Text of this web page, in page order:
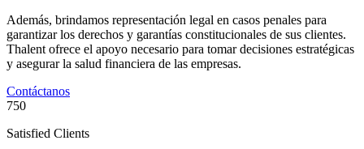
Además, brindamos representación legal en casos penales para
garantizar los derechos y garantías constitucionales de sus clientes.
Thalent ofrece el apoyo necesario para tomar decisiones estratégicas
y asegurar la salud financiera de las empresas.
Contáctanos
750
Satisfied Clients